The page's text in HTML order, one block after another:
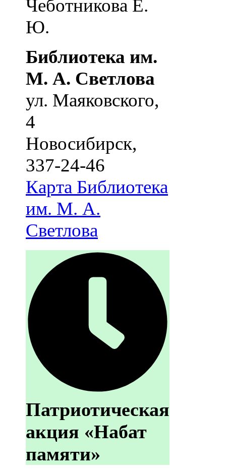
Чеботникова Е.
Ю.
Библиотека им.
М. А. Светлова
ул. Маяковского,
4
Новосибирск,
337-24-46
Карта Библиотека
им. М. А.
Светлова
Патриотическая
акция «Набат
памяти»